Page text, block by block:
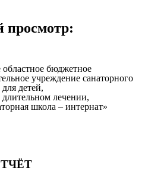
просмотр:
областное бюджетное
учреждение санаторного
детей,
лечении,
школа – интернат»